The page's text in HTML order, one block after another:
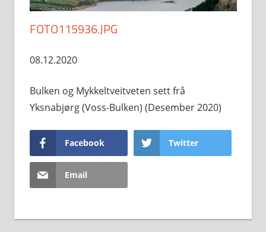
FOTO115936.JPG
08.12.2020
Bulken og Mykkeltveitveten sett frå
Yksnabjørg (Voss-Bulken) (Desember 2020)
Facebook Twitter
Email